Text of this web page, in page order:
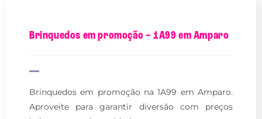
Brinquedos em promoção – 1A99 em Amparo
Brinquedos em promoção na 1A99 em Amparo.
Aproveite para garantir diversão com preços